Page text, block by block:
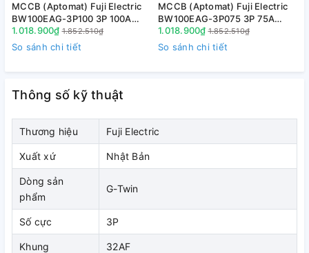
+ Kích thước nhỏ hơn đến 53% so với các dòng sản phẩm
tiền nhiệm
+ Đổi mới công nghệ: Giảm khả năng phóng hồ quang điện
khi thực hiện đóng ngắt mach đến 30%, an toàn hơn khi sử
dụng.
MCCB (Aptomat) Fuji Electric
BW100EAG-3P100 3P 100A
10kA
1.018.900₫ 1.852.510₫
So sánh chi tiết
MCCB (Aptomat) Fuji Electric
BW100EAG-3P075 3P 75A
10kA
1.018.900₫ 1.852.510₫
So sánh chi tiết
Thông số kỹ thuật
Thương hiệu Fuji Electric
Xuất xứ Nhật Bản
Dòng sản
phẩm
G-Twin
Số cực 3P
Khung 32AF